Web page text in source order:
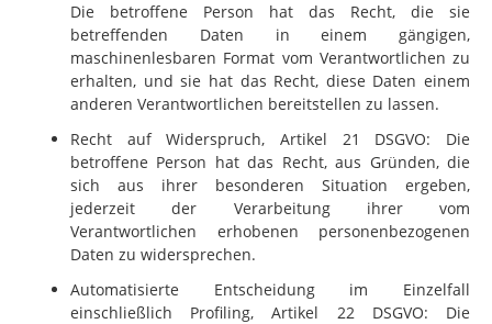
Die betroffene Person hat das Recht, die sie
betreffenden Daten in einem gängigen,
maschinenlesbaren Format vom Verantwortlichen zu
erhalten, und sie hat das Recht, diese Daten einem
anderen Verantwortlichen bereitstellen zu lassen.
Recht auf Widerspruch, Artikel 21 DSGVO: Die
betroffene Person hat das Recht, aus Gründen, die
sich aus ihrer besonderen Situation ergeben,
jederzeit der Verarbeitung ihrer vom
Verantwortlichen erhobenen personenbezogenen
Daten zu widersprechen.
Automatisierte Entscheidung im Einzelfall
einschließlich Profiling, Artikel 22 DSGVO: Die